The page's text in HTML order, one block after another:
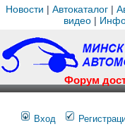
Новости | Автокаталог |
видео|
Форум
Вход